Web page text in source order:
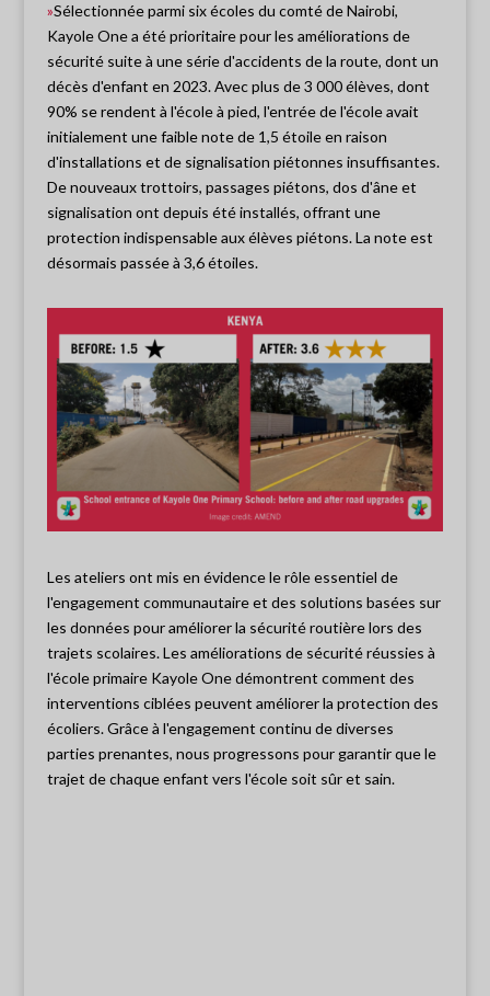
»Sélectionnée parmi six écoles du comté de Nairobi,
Kayole One a été prioritaire pour les améliorations de
sécurité suite à une série d'accidents de la route, dont un
décès d'enfant en 2023. Avec plus de 3 000 élèves, dont
90% se rendent à l'école à pied, l'entrée de l'école avait
initialement une faible note de 1,5 étoile en raison
d'installations et de signalisation piétonnes insuffisantes.
De nouveaux trottoirs, passages piétons, dos d'âne et
signalisation ont depuis été installés, offrant une
protection indispensable aux élèves piétons. La note est
désormais passée à 3,6 étoiles.
Les ateliers ont mis en évidence le rôle essentiel de
l'engagement communautaire et des solutions basées sur
les données pour améliorer la sécurité routière lors des
trajets scolaires. Les améliorations de sécurité réussies à
l'école primaire Kayole One démontrent comment des
interventions ciblées peuvent améliorer la protection des
écoliers. Grâce à l'engagement continu de diverses
parties prenantes, nous progressons pour garantir que le
trajet de chaque enfant vers l'école soit sûr et sain.